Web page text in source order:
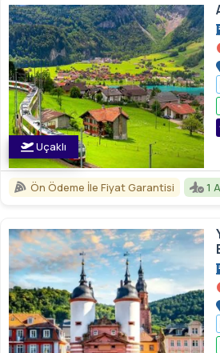
Uçaklı
Ön Ödeme İle Fiyat Garantisi 1